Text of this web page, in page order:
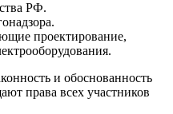
РФ.
проектирование,
и обоснованность
права всех участников